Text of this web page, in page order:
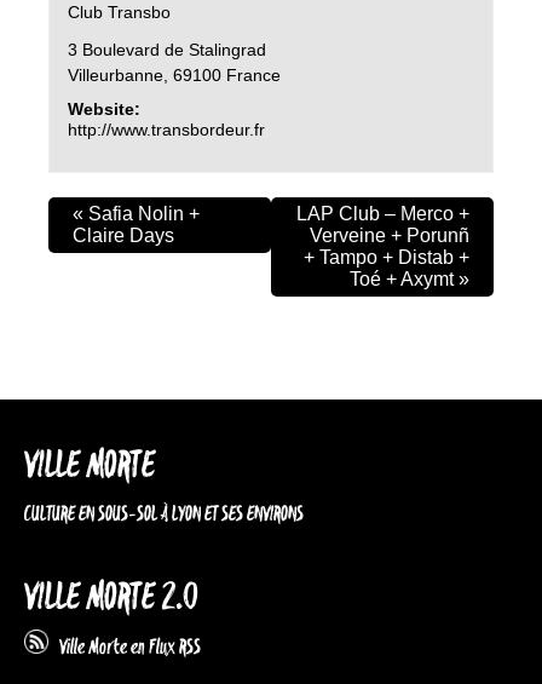
Club Transbo
3 Boulevard de Stalingrad
Villeurbanne, 69100 France
Website:
http://www.transbordeur.fr
« Safia Nolin +
Claire Days
LAP Club – Merco +
Verveine + Porunñ
+ Tampo + Distab +
Toé + Axymt»
VILLE MORTE
CULTURE EN SOUS-SOL À LYON ET SES ENVIRONS
VILLE MORTE 2.0
Ville Morte en Flux RSS